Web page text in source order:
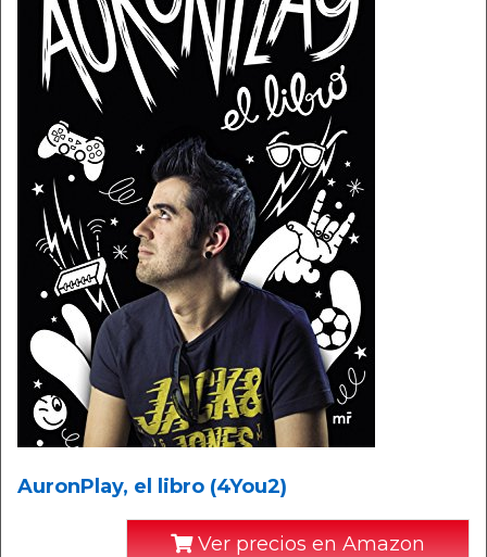
AuronPlay, el libro (4You2)
Ver precios en Amazon